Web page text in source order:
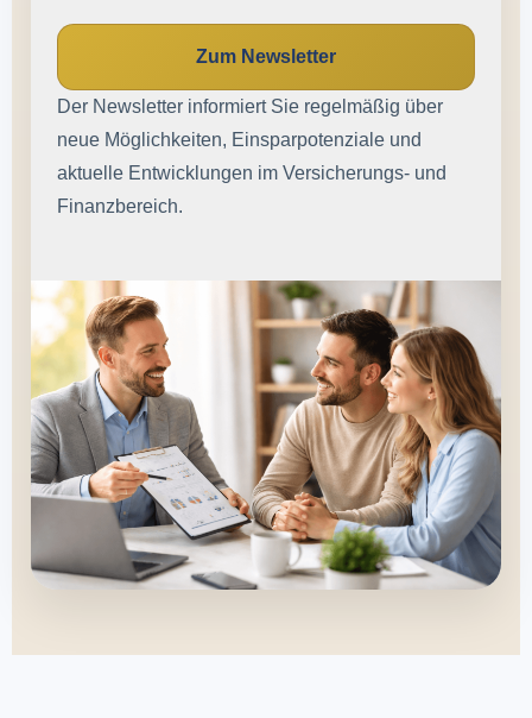
Zum Newsletter
Der Newsletter informiert Sie regelmäßig über
neue Möglichkeiten, Einsparpotenziale und
aktuelle Entwicklungen im Versicherungs- und
Finanzbereich.